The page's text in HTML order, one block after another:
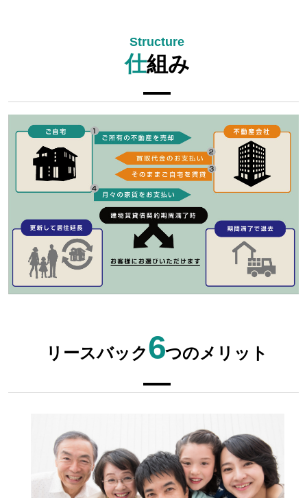
仕組み
リースバック6つのメリット